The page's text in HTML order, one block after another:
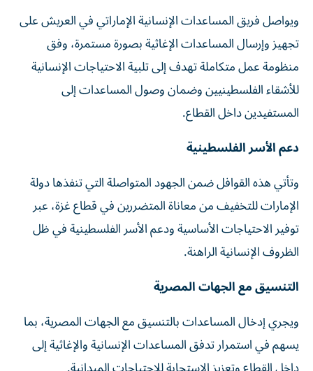
ويواصل فريق المساعدات الإنسانية الإماراتي في العريش على
تجهيز وإرسال المساعدات الإغاثية بصورة مستمرة، وفق
منظومة عمل متكاملة تهدف إلى تلبية الاحتياجات الإنسانية
للأشقاء الفلسطينيين وضمان وصول المساعدات إلى
المستفيدين داخل القطاع.
دعم الأسر الفلسطينية
وتأتي هذه القوافل ضمن الجهود المتواصلة التي تنفذها دولة
الإمارات للتخفيف من معاناة المتضررين في قطاع غزة، عبر
توفير الاحتياجات الأساسية ودعم الأسر الفلسطينية في ظل
الظروف الإنسانية الراهنة.
التنسيق مع الجهات المصرية
ويجري إدخال المساعدات بالتنسيق مع الجهات المصرية، بما
يسهم في استمرار تدفق المساعدات الإنسانية والإغاثية إلى